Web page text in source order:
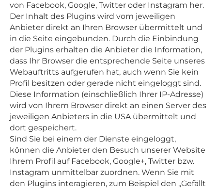
von Facebook, Google, Twitter oder Instagram her.
Der Inhalt des Plugins wird vom jeweiligen
Anbieter direkt an Ihren Browser übermittelt und
in die Seite eingebunden. Durch die Einbindung
der Plugins erhalten die Anbieter die Information,
dass Ihr Browser die entsprechende Seite unseres
Webauftritts aufgerufen hat, auch wenn Sie kein
Profil besitzen oder gerade nicht eingeloggt sind.
Diese Information (einschließlich Ihrer IP-Adresse)
wird von Ihrem Browser direkt an einen Server des
jeweiligen Anbieters in die USA übermittelt und
dort gespeichert.
Sind Sie bei einem der Dienste eingeloggt,
können die Anbieter den Besuch unserer Website
Ihrem Profil auf Facebook, Google+, Twitter bzw.
Instagram unmittelbar zuordnen. Wenn Sie mit
den Plugins interagieren, zum Beispiel den „Gefällt